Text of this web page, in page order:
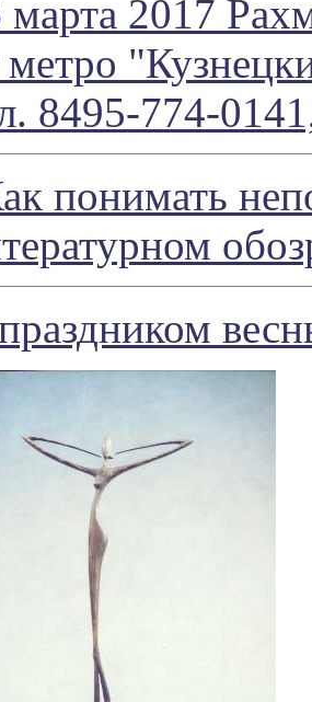
марта 2017
метро
8495-774-
понимать